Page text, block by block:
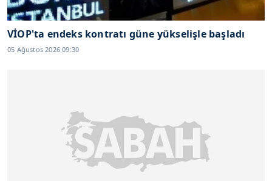
VİOP'ta endeks kontratı güne yükselişle başladı
05 Ağustos 2026 09:30